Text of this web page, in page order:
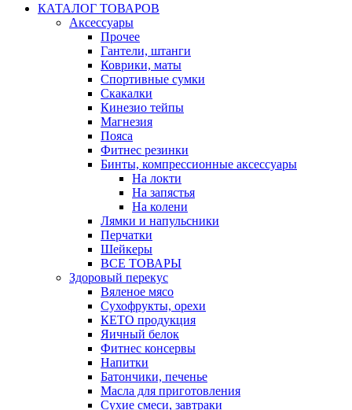
КАТАЛОГ ТОВАРОВ
Аксессуары
Прочее
Гантели, штанги
Коврики, маты
Спортивные сумки
Скакалки
Кинезио тейпы
Магнезия
Пояса
Фитнес резинки
Бинты, компрессионные аксессуары
На локти
На запястья
На колени
Лямки и напульсники
Перчатки
Шейкеры
ВСЕ ТОВАРЫ
Здоровый перекус
Вяленое мясо
Сухофрукты, орехи
КЕТО продукция
Яичный белок
Фитнес консервы
Напитки
Батончики, печенье
Масла для приготовления
Сухие смеси, завтраки